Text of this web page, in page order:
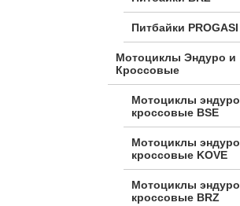
Питбайки PROGASI
Мотоциклы Эндуро и
Кроссовые
Мотоциклы эндуро
кроссовые BSE
Мотоциклы эндуро
кроссовые KOVE
Мотоциклы эндуро
кроссовые BRZ